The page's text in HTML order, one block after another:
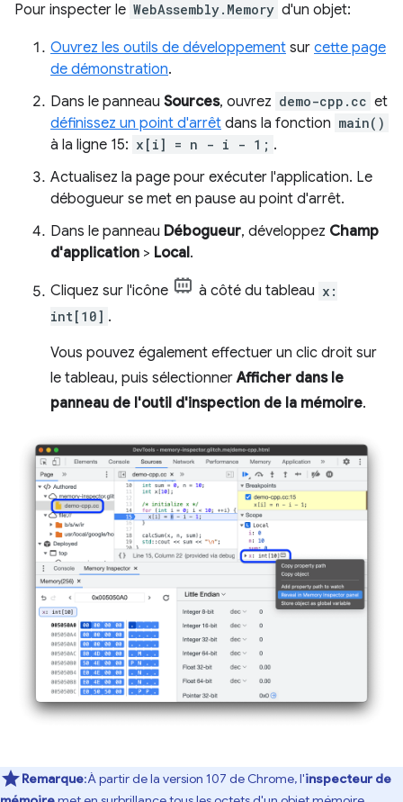
Pour inspecter le WebAssembly.Memory d'un objet:
Ouvrez les outils de développement sur cette page
de démonstration.
Dans le panneau Sources, ouvrez demo-cpp.cc et
définissez un point d'arrêt dans la fonction main()
à la ligne 15: x[i] = n - i - 1; .
Actualisez la page pour exécuter l'application. Le
débogueur se met en pause au point d'arrêt.
Dans le panneau Débogueur, développez Champ
d'application > Local.
Cliquez sur l'icône à côté du tableau x:
int[10] .
Vous pouvez également effectuer un clic droit sur
le tableau, puis sélectionnerAfficher dans le
panneau de l'outil d'inspection de la mémoire.
Remarque:À partir de la version 107 de Chrome, l'inspecteur de